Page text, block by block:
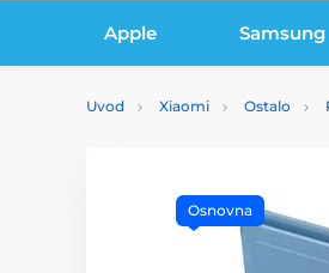
Apple Samsung
Uvod Xiaomi Ostalo
Osnovna